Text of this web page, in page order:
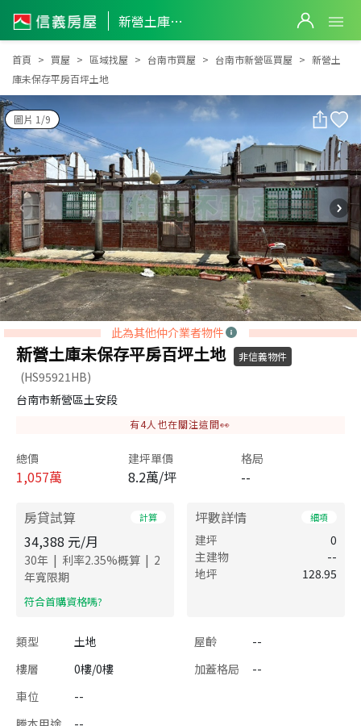
新營土庫未保存平房百坪土地
新營土庫未保存平房百坪土地
首頁 買屋 區域找屋 台南市買屋 台南市新營區買屋
新營土
庫未保存平房百坪土地
圖片 1/9
此為其他仲介業者物件
新營土庫未保存平房百坪土地 非信義物件
(HS95921HB)
台南市新營區土安段
有4人也在關注這間👀
總價
1,057萬
建坪單價
8.2萬/坪
格局
--
房貸試算 計算
34,388 元/月
30年 | 利率2.35%概算 | 2
年寬限期
​符合首購資格嗎?
坪數詳情 細項
建坪
0
主建物
--
地坪
128.95
類型 土地 屋齡
--
樓層
0樓/0樓 加蓋格局
--
車位
--